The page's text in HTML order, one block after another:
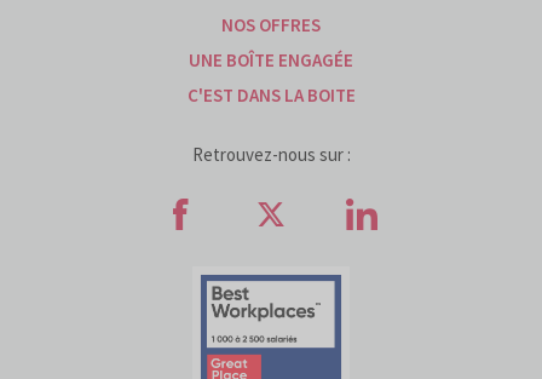
NOS OFFRES
UNE BOÎTE ENGAGÉE
C'EST DANS LA BOITE
Retrouvez-nous sur :
Retrouvez-nous sur
Retrouvez-nous
Retrouvez-